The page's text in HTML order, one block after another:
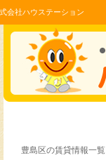
会社ハウステーション
豊島区の賃貸情報一覧